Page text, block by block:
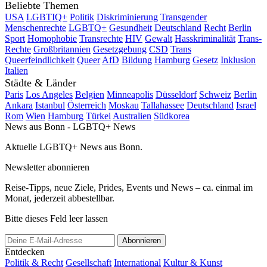
Beliebte Themen
USA LGBTIQ+ Politik Diskriminierung Transgender
Menschenrechte LGBTQ+ Gesundheit Deutschland Recht Berlin
Sport Homophobie Transrechte HIV Gewalt Hasskriminalität Trans-
Rechte Großbritannien Gesetzgebung CSD Trans
Queerfeindlichkeit Queer AfD Bildung Hamburg Gesetz Inklusion
Italien
Städte & Länder
Paris Los Angeles Belgien Minneapolis Düsseldorf Schweiz Berlin
Ankara Istanbul Österreich Moskau Tallahassee Deutschland Israel
Rom Wien Hamburg Türkei Australien Südkorea
News aus Bonn - LGBTQ+ News
Aktuelle LGBTQ+ News aus Bonn.
Newsletter abonnieren
Reise-Tipps, neue Ziele, Prides, Events und News – ca. einmal im
Monat, jederzeit abbestellbar.
Bitte dieses Feld leer lassen
Abonnieren
Entdecken
Politik & Recht Gesellschaft International Kultur & Kunst